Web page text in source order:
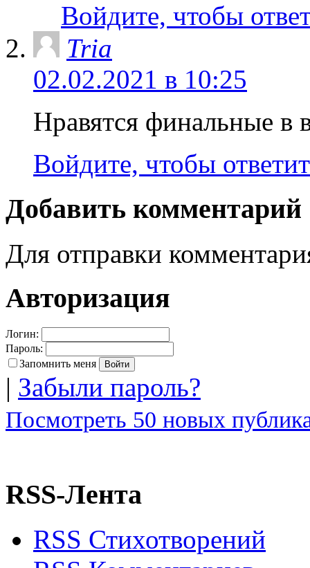
Войдите, чтобы
Tria
02.02.2021 в 10:25
Нравятся финальные в
Войдите, чтобы
Добавить комментарий
Для отправки
Авторизация
Логин:
Пароль:
Запомнить меня
| Забыли пароль?
Посмотреть 50 новых
RSS-Лента
RSS Стихотворений